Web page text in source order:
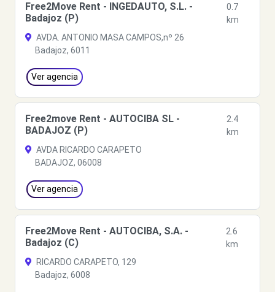
Free2Move Rent - INGEDAUTO, S.L. -
Badajoz (P)
0.7
km
AVDA. ANTONIO MASA CAMPOS,nº 26
Badajoz, 6011
Ver agencia
Free2move Rent - AUTOCIBA SL -
BADAJOZ (P)
2.4
km
AVDA RICARDO CARAPETO
BADAJOZ, 06008
Ver agencia
Free2Move Rent - AUTOCIBA, S.A. -
Badajoz (C)
2.6
km
RICARDO CARAPETO, 129
Badajoz, 6008